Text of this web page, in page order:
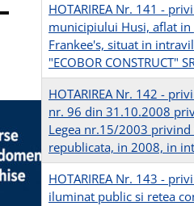
HOTARIREA Nr. 141 -
municipiului Husi, aflat
Frankee's, situat in
"ECOBOR CONSTRUCT"
HOTARIREA Nr. 142 -
nr. 96 din 31.10.2008
Legea nr.15/2003
republicata, in 2008, in
HOTARIREA Nr. 143 -
iluminat public si retea